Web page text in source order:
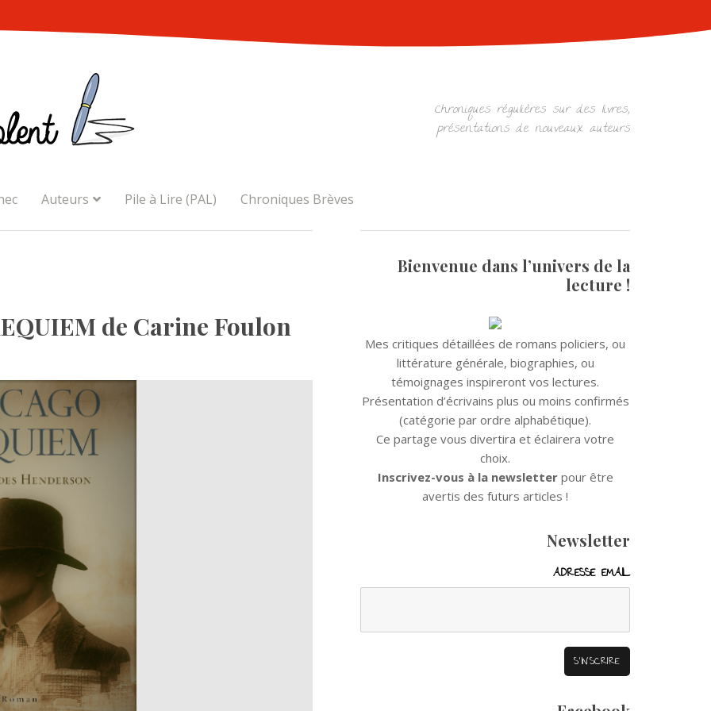
Chroniques régulières sur des livres,
présentations de nouveaux auteurs
Auteurs Pile à Lire (PAL) Chroniques Brèves
de Carine Foulon
Bienvenue dans l’univers de la
lecture !
Mes critiques détaillées de romans policiers, ou
littérature générale, biographies, ou
témoignages inspireront vos lectures.
Présentation d’écrivains plus ou moins confirmés
(catégorie par ordre alphabétique).
Ce partage vous divertira et éclairera votre
choix.
Inscrivez-vous à la newsletterpour être
avertis des futurs articles !
Newsletter
ADRESSE EMAIL